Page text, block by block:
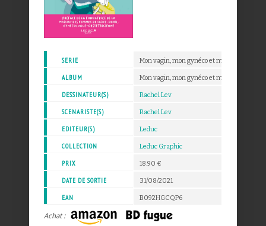
SERIE Mon vagin, mon gynéco et moi
ALBUM Mon vagin, mon gynéco et moi
DESSINATEUR(S) Rachel Lev
SCENARISTE(S) Rachel Lev
EDITEUR(S) Leduc
COLLECTION Leduc Graphic
PRIX 18.90 €
DATE DE SORTIE 31/08/2021
EAN B092HGCQP6
Achat :